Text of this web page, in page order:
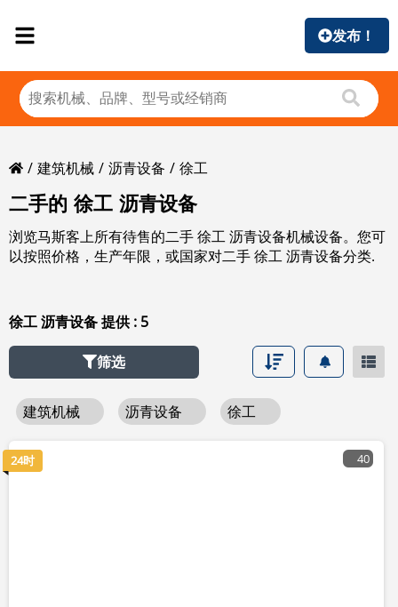
发布！
建筑机械 沥青设备
徐工
二手的 徐工 沥青设备
浏览马斯客上所有待售的二手 徐工 沥青设备机械设备。您可
以按照价格，生产年限，或国家对二手 徐工 沥青设备分类.
徐工 沥青设备 提供 : 5
筛选
建筑机械 沥青设备 徐工
40
24时